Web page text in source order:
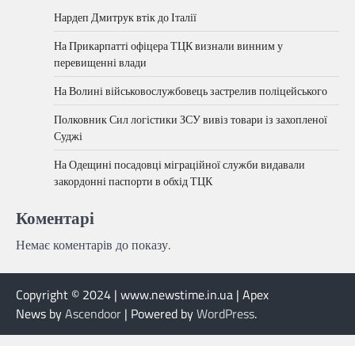
Нардеп Дмитрук втік до Італії
На Прикарпатті офіцера ТЦК визнали винним у
перевищенні влади
На Волині військовослужбовець застрелив поліцейського
Полковник Сил логістики ЗСУ вивіз товари із захопленої
Суджі
На Одещині посадовці міграційної служби видавали
закордонні паспорти в обхід ТЦК
Коментарі
Немає коментарів до показу.
Copyright © 2024 | www.newstime.in.ua | Apex
News byAscendoor | Powered byWordPress.